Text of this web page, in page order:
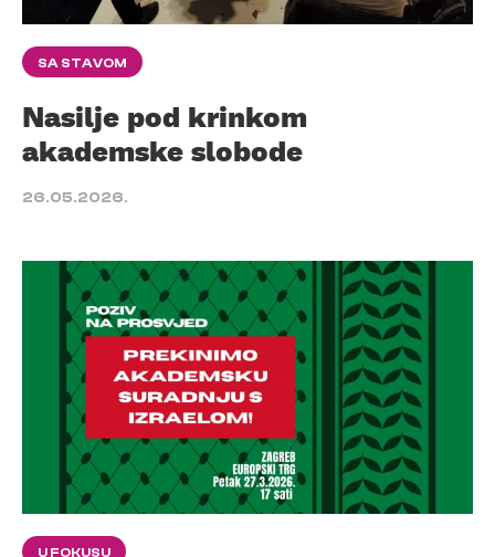
SA STAVOM
Nasilje pod krinkom
akademske slobode
26.05.2026.
U FOKUSU